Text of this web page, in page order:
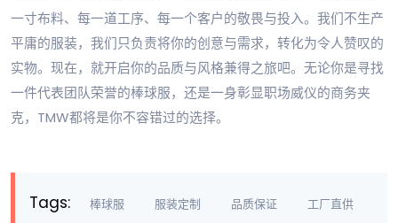
一寸布料、每一道工序、每一个客户的敬畏与投入。我们不生产
平庸的服装，我们只负责将你的创意与需求，转化为令人赞叹的
实物。现在，就开启你的品质与风格兼得之旅吧。无论你是寻找
一件代表团队荣誉的棒球服，还是一身彰显职场威仪的商务夹
克，TMW都将是你不容错过的选择。
Tags: 棒球服 服装定制 品质保证 工厂直供